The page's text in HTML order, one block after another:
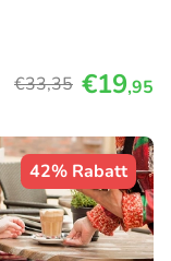
€33,35 €19,95
42% Rabatt